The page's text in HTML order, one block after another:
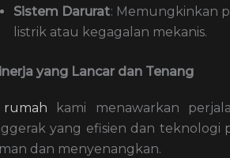
Sistem Darurat: Memungkinkan
listrik atau kegagalan mekanis.
yang Lancar dan Tenang
kami menawarkan
yang efisien dan teknologi
dan menyenangkan.